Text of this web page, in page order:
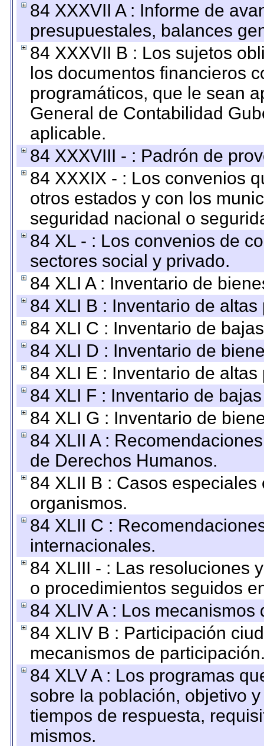
84 XXXVII A : Informe de
presupuestales, balances
84 XXXVII B : Los sujetos
los documentos financieros
programáticos, que le sean
General de Contabilidad
aplicable.
84 XXXVIII - : Padrón de
84 XXXIX - : Los convenios
otros estados y con los
seguridad nacional o
84 XL - : Los convenios de
sectores social y privado.
84 XLI A : Inventario de
84 XLI B : Inventario de
84 XLI C : Inventario de
84 XLI D : Inventario de
84 XLI E : Inventario de
84 XLI F : Inventario de
84 XLI G : Inventario de
84 XLII A :
de Derechos Humanos.
84 XLII B : Casos
organismos.
84 XLII C :
internacionales.
84 XLIII - : Las resoluciones
o procedimientos seguidos
84 XLIV A : Los
84 XLIV B : Participación
mecanismos de
84 XLV A : Los programas
sobre la población, objetivo
tiempos de respuesta,
mismos.